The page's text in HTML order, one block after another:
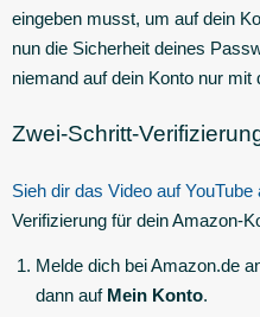
eingeben musst, um auf dein
nun die Sicherheit deines
niemand auf dein Konto nur
Zwei-Schritt-
Sieh dir das Video auf YouTube
Verifizierung für dein Amazon-
Melde dich bei Amazon.de
dann auf Mein Konto.